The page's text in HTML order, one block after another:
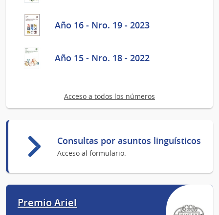
Año 16 - Nro. 19 - 2023
Año 15 - Nro. 18 - 2022
Acceso a todos los números
Consultas por asuntos linguísticos
Acceso al formulario.
Premio Ariel